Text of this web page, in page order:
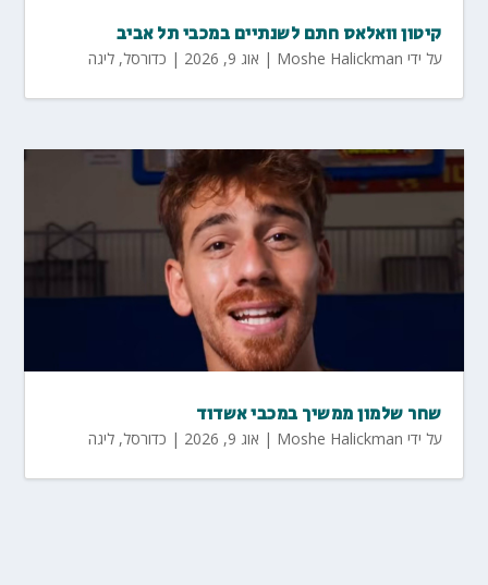
קיטון וואלאס חתם לשנתיים במכבי תל אביב
על ידי Moshe Halickman
| אוג 9, 2026 | כדורסל,ליגה
שחר שלמון ממשיך במכבי אשדוד
על ידי Moshe Halickman
| אוג 9, 2026 | כדורסל,ליגה